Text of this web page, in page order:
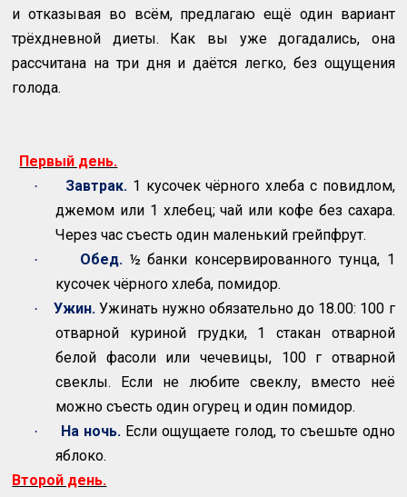
и отказывая во всём, предлагаю ещё один вариант
трёхдневной диеты. Как вы уже догадались, она
рассчитана на три дня и даётся легко, без ощущения
голода.
Первый день.
· Завтрак. 1 кусочек чёрного хлеба с повидлом,
джемом или 1 хлебец; чай или кофе без сахара.
Через час съесть один маленький грейпфрут.
· Обед. ½ банки консервированного тунца, 1
кусочек чёрного хлеба, помидор.
· Ужин. Ужинать нужно обязательно до 18.00: 100 г
отварной куриной грудки, 1 стакан отварной
белой фасоли или чечевицы, 100 г отварной
свеклы. Если не любите свеклу, вместо неё
можно съесть один огурец и один помидор.
· На ночь.Если ощущаете голод, то съешьте одно
яблоко.
Второй день.